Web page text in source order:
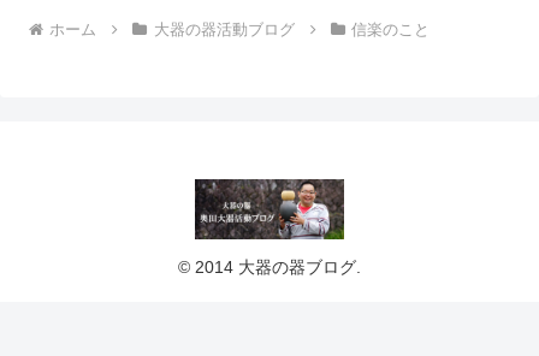
ホーム 大器の器活動ブログ 信楽のこと
© 2014 大器の器ブログ.